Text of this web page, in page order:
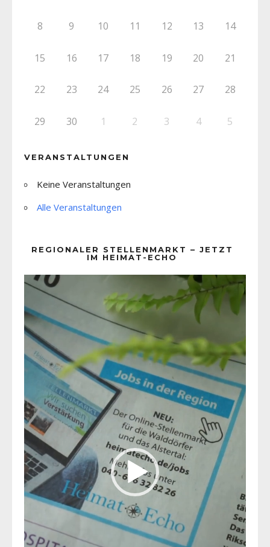
8 9 10 11 12 13 14
15 16 17 18 19 20 21
22 23 24 25 26 27 28
29 30 1 2 3 4 5
VERANSTALTUNGEN
Keine Veranstaltungen
Alle Veranstaltungen
REGIONALER STELLENMARKT – JETZT
IM HEIMAT-ECHO
Player